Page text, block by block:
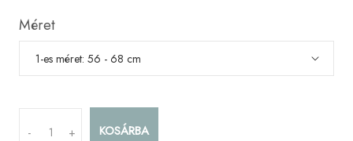
Méret
- + KOSÁRBA